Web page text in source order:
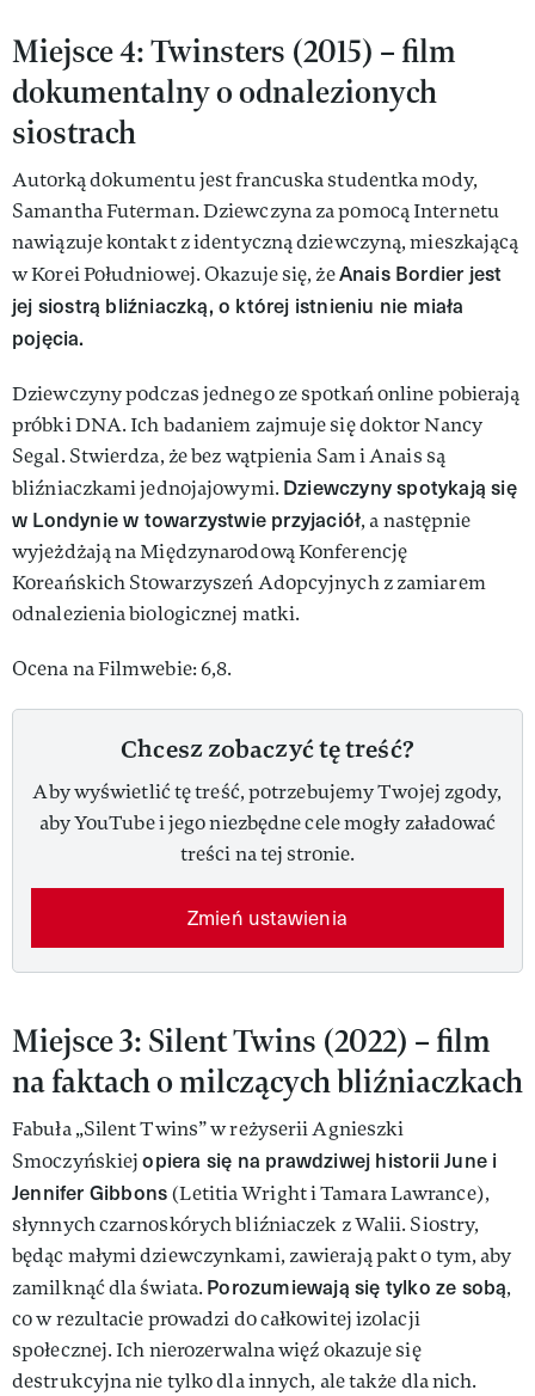
Miejsce 4: Twinsters (2015) – film
dokumentalny o odnalezionych
siostrach
Autorką dokumentu jest francuska studentka mody,
Samantha Futerman. Dziewczyna za pomocą Internetu
nawiązuje kontakt z identyczną dziewczyną, mieszkającą
w Korei Południowej. Okazuje się, żeAnais Bordier jest
jej siostrą bliźniaczką, o której istnieniu nie miała
pojęcia.
Dziewczyny podczas jednego ze spotkań online pobierają
próbki DNA. Ich badaniem zajmuje się doktor Nancy
Segal. Stwierdza, że bez wątpienia Sam i Anais są
bliźniaczkami jednojajowymi. Dziewczyny spotykają się
w Londynie w towarzystwie przyjaciół, a następnie
wyjeżdżają na Międzynarodową Konferencję
Koreańskich Stowarzyszeń Adopcyjnych z zamiarem
odnalezienia biologicznej matki.
Ocena na Filmwebie: 6,8.
Chcesz zobaczyć tę treść?
Aby wyświetlić tę treść, potrzebujemy Twojej zgody,
aby YouTube i jego niezbędne cele mogły załadować
treści na tej stronie.
Zmień ustawienia
Miejsce 3: Silent Twins (2022) – film
na faktach o milczących bliźniaczkach
Fabuła „Silent Twins” w reżyserii Agnieszki
Smoczyńskiejopiera się na prawdziwej historii June i
Jennifer Gibbons(Letitia Wright i Tamara Lawrance),
słynnych czarnoskórych bliźniaczek z Walii. Siostry,
będąc małymi dziewczynkami, zawierają pakt o tym, aby
zamilknąć dla świata. Porozumiewają się tylko ze sobą,
co w rezultacie prowadzi do całkowitej izolacji
społecznej. Ich nierozerwalna więź okazuje się
destrukcyjna nie tylko dla innych, ale także dla nich.